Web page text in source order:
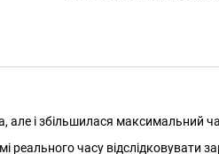
але і збільшилася максимальний
часу відслідковувати